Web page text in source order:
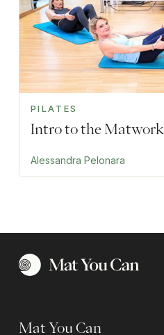
PILATES
Intro to the Matwork
Alessandra Pelonara
Mat You Can